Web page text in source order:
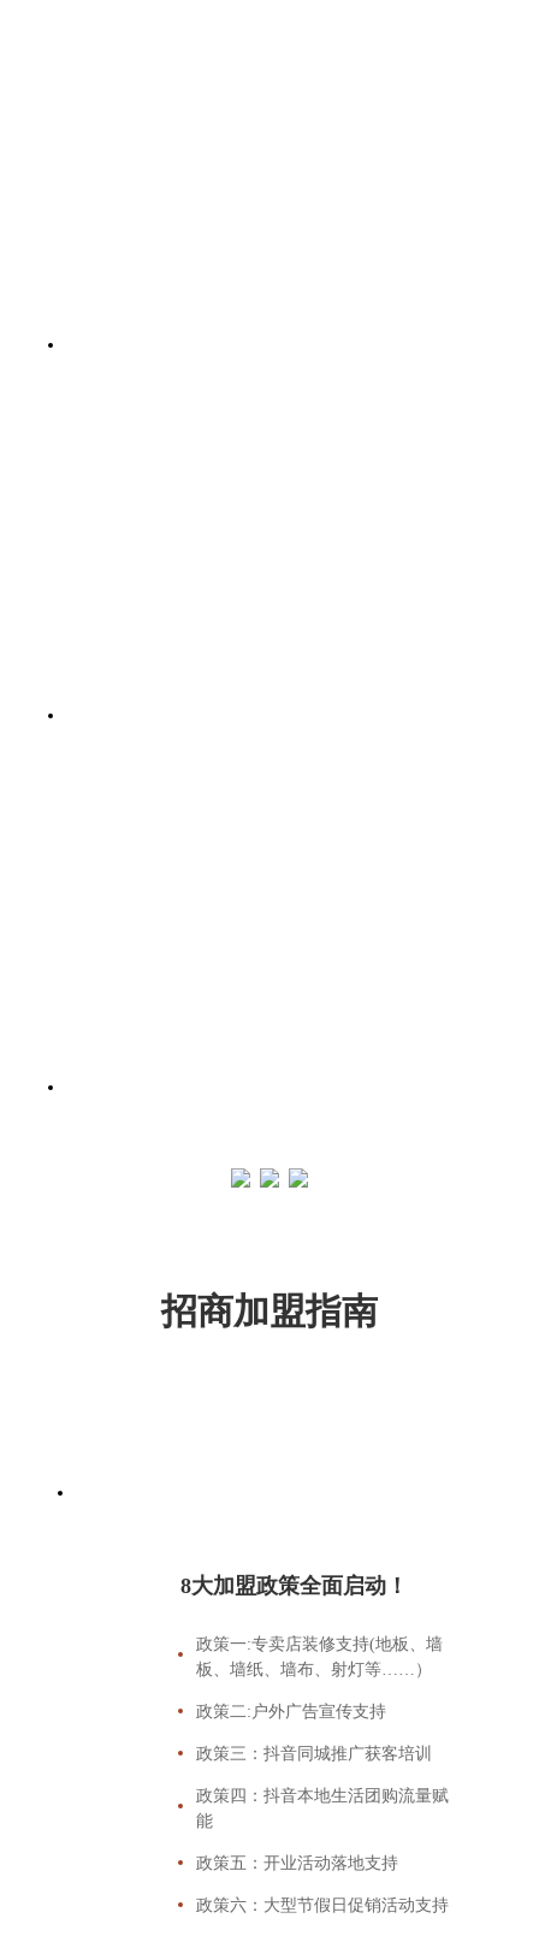
招商加盟指南
8大加盟政策全面启动！
政策一:专卖店装修支持(地板、墙
板、墙纸、墙布、射灯等……）
政策二:户外广告宣传支持
政策三：抖音同城推广获客培训
政策四：抖音本地生活团购流量赋
能
政策五：开业活动落地支持
政策六：大型节假日促销活动支持